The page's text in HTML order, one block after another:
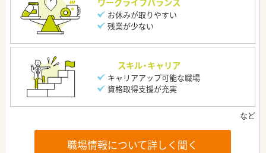
お休みが取りやすい
残業が少ない
スキル・キャリア
キャリアアップ可能な職場
資格取得支援が充実
職場情報について詳しく聞く